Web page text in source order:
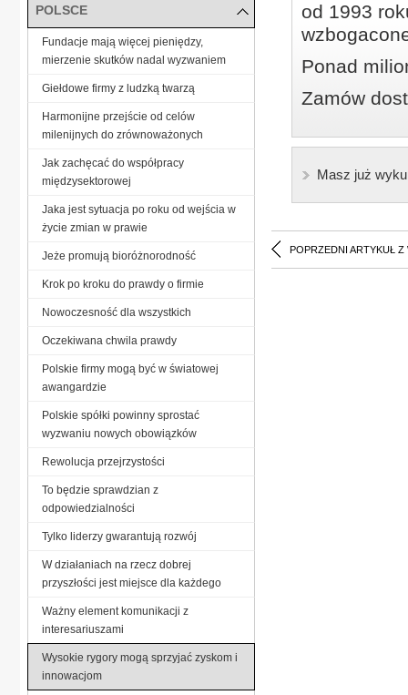
od 1993
Ponad
Zamów
Masz już
POPRZEDNI ARTYKUŁ Z
POLSCE
Fundacje mają więcej pieniędzy,
mierzenie skutków nadal wyzwaniem
Giełdowe firmy z ludzką twarzą
Harmonijne przejście od celów
milenijnych do zrównoważonych
Jak zachęcać do współpracy
międzysektorowej
Jaka jest sytuacja po roku od wejścia w
życie zmian w prawie
Jeże promują bioróżnorodność
Krok po kroku do prawdy o firmie
Nowoczesność dla wszystkich
Oczekiwana chwila prawdy
Polskie firmy mogą być w światowej
awangardzie
Polskie spółki powinny sprostać
wyzwaniu nowych obowiązków
Rewolucja przejrzystości
To będzie sprawdzian z
odpowiedzialności
Tylko liderzy gwarantują rozwój
W działaniach na rzecz dobrej
przyszłości jest miejsce dla każdego
Ważny element komunikacji z
interesariuszami
Wysokie rygory mogą sprzyjać zyskom i
innowacjom